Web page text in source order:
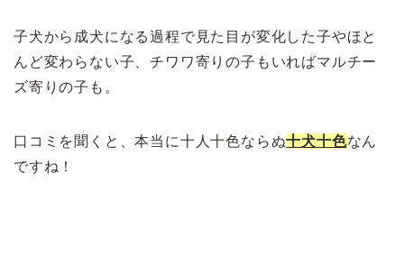
子犬から成犬になる過程で見た目が変化した子やほと
んど変わらない子、チワワ寄りの子もいればマルチー
ズ寄りの子も。
口コミを聞くと、本当に十人十色ならぬ十犬十色なん
ですね！